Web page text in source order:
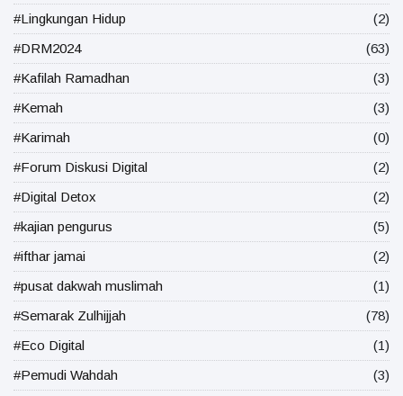
#Lingkungan Hidup
(2)
#DRM2024
(63)
#Kafilah Ramadhan
(3)
#Kemah
(3)
#Karimah
(0)
#Forum Diskusi Digital
(2)
#Digital Detox
(2)
#kajian pengurus
(5)
#ifthar jamai
(2)
#pusat dakwah muslimah
(1)
#Semarak Zulhijjah
(78)
#Eco Digital
(1)
#Pemudi Wahdah
(3)